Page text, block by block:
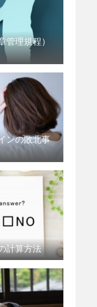
管理規程）
ンの敗北事
計算方法